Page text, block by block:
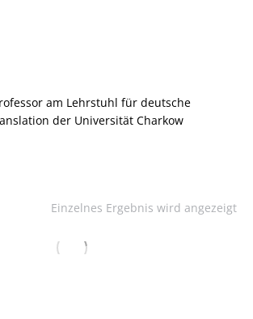
am Lehrstuhl für deutsche
der Universität Charkow
Einzelnes Ergebnis wird angezeigt